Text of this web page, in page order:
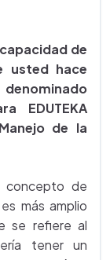
de
usted hace
EDUTEKA
de la
concepto de
más amplio
se refiere al
tener un